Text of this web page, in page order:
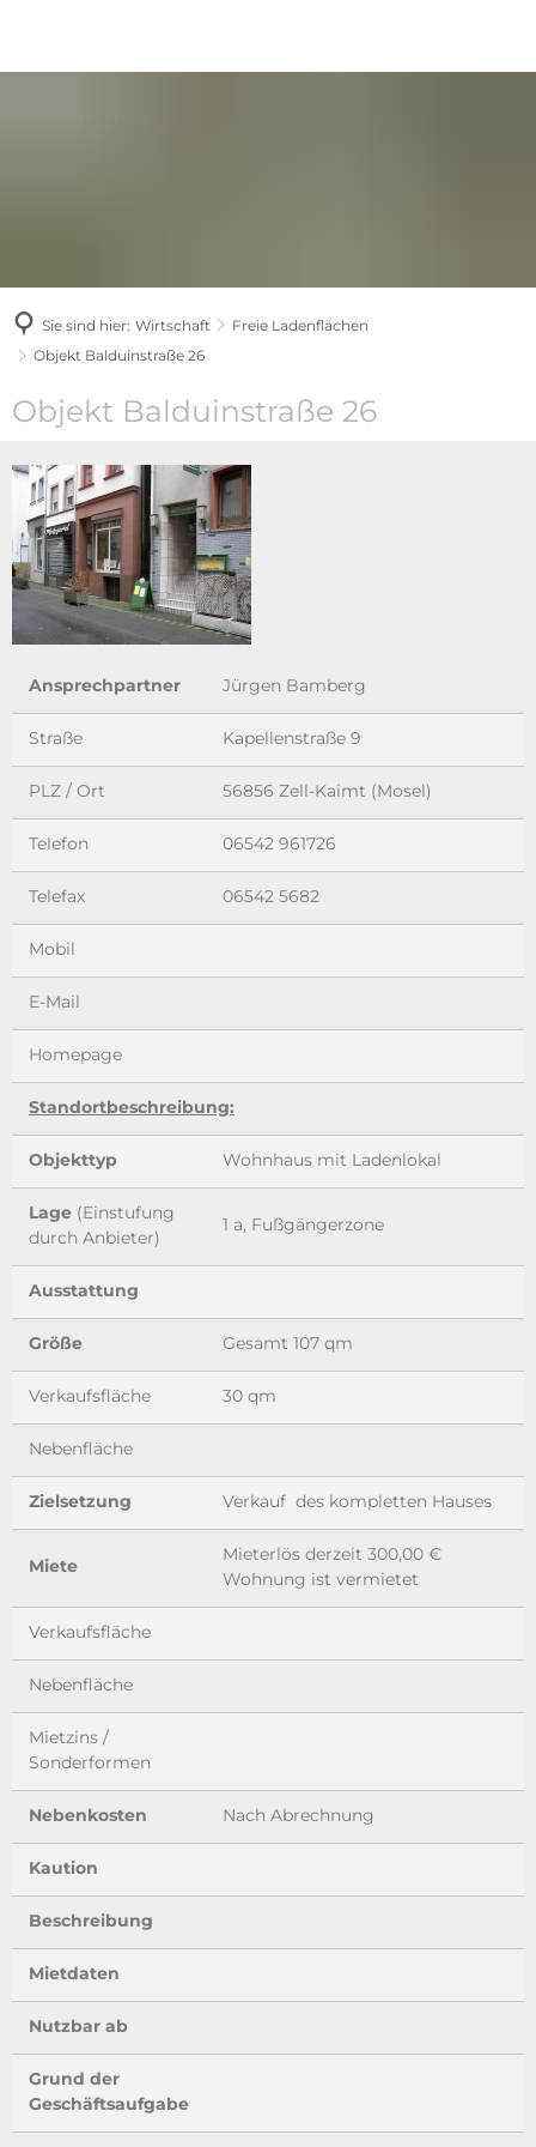
Sie sind hier: Wirtschaft
Freie Ladenflächen
Objekt Balduinstraße 26
Objekt
26
Objekt Balduinstraße 26
Ansprechpartner Jürgen Bamberg
Straße Kapellenstraße 9
PLZ / Ort 56856 Zell-Kaimt (Mosel)
Telefon 06542 961726
Telefax 06542 5682
Mobil
E-Mail
Homepage
Standortbeschreibung:
Objekttyp Wohnhaus mit Ladenlokal
Lage (Einstufung
durch Anbieter)
1 a, Fußgängerzone
Ausstattung
Größe Gesamt 107 qm
Verkaufsfläche 30 qm
Nebenfläche
Zielsetzung Verkauf des kompletten Hauses
Miete
Mieterlös derzeit 300,00 €
Wohnung ist vermietet
Verkaufsfläche
Nebenfläche
Mietzins /
Sonderformen
Nebenkosten Nach Abrechnung
Kaution
Beschreibung
Mietdaten
Nutzbar ab
Grund der
Geschäftsaufgabe